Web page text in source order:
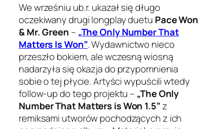
We wrześniu ub.r. ukazał się długo
oczekiwany drugi longplay duetu Pace Won
& Mr. Green – „The Only Number That
Matters Is Won”. Wydawnictwo nieco
przeszło bokiem, ale wczesną wiosną
nadarzyła się okazja do przypomnienia
sobie o tej płycie. Artyści wypuścili wtedy
follow-up do tego projektu – „The Only
Number That Matters is Won 1.5”z
remiksami utworów pochodzących z ich